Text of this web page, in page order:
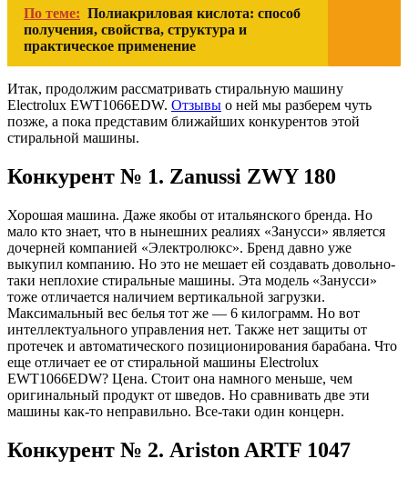
По теме: Полиакриловая кислота: способ
получения, свойства, структура и
практическое применение
Итак, продолжим рассматривать стиральную машину
Electrolux EWT1066EDW. Отзывы о ней мы разберем чуть
позже, а пока представим ближайших конкурентов этой
стиральной машины.
Конкурент № 1. Zanussi ZWY 180
Хорошая машина. Даже якобы от итальянского бренда. Но
мало кто знает, что в нынешних реалиях «Занусси» является
дочерней компанией «Электролюкс». Бренд давно уже
выкупил компанию. Но это не мешает ей создавать довольно-
таки неплохие стиральные машины. Эта модель «Занусси»
тоже отличается наличием вертикальной загрузки.
Максимальный вес белья тот же — 6 килограмм. Но вот
интеллектуального управления нет. Также нет защиты от
протечек и автоматического позиционирования барабана. Что
еще отличает ее от стиральной машины Electrolux
EWT1066EDW? Цена. Стоит она намного меньше, чем
оригинальный продукт от шведов. Но сравнивать две эти
машины как-то неправильно. Все-таки один концерн.
Конкурент № 2. Ariston ARTF 1047